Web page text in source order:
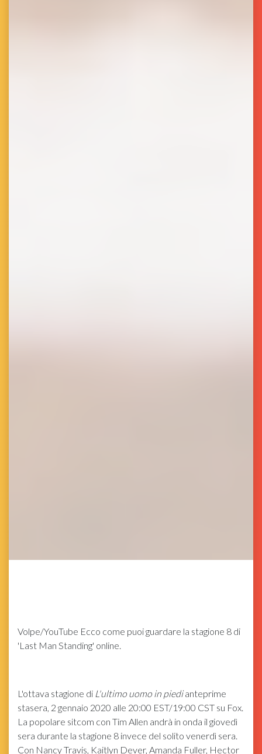
Volpe/YouTube Ecco come puoi guardare la stagione 8 di
'Last Man Standing' online.
L'ottava stagione di L'ultimo uomo in piedianteprime
stasera, 2 gennaio 2020 alle 20:00 EST/19:00 CST su Fox.
La popolare sitcom con Tim Allen andrà in onda il giovedì
sera durante la stagione 8 invece del solito venerdì sera.
Con Nancy Travis, Kaitlyn Dever, Amanda Fuller, Hector